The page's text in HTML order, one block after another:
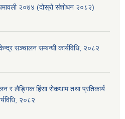
२०७४ (दोस्रो संशोधन २०८२)
सञ्चालन सम्बन्धी कार्यविधि, २०८२
र लैङ्गिक हिंसा रोकथाम तथा प्रतिकार्य
२०८२